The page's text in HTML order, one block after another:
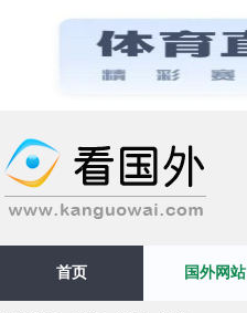
首页 国外网站